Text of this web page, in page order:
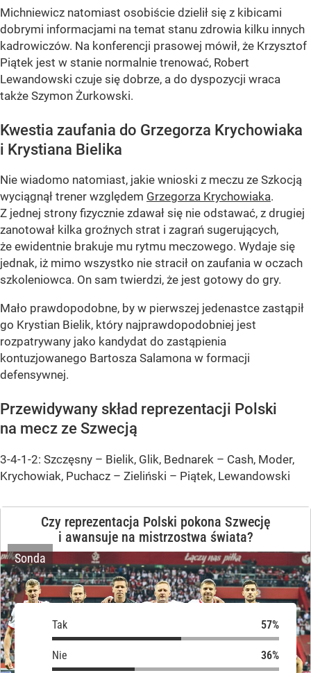
Michniewicz natomiast osobiście dzielił się z kibicami
dobrymi informacjami na temat stanu zdrowia kilku innych
kadrowiczów. Na konferencji prasowej mówił, że Krzysztof
Piątek jest w stanie normalnie trenować, Robert
Lewandowski czuje się dobrze, a do dyspozycji wraca
także Szymon Żurkowski.
Kwestia zaufania do Grzegorza Krychowiaka
i Krystiana Bielika
Nie wiadomo natomiast, jakie wnioski z meczu ze Szkocją
wyciągnął trener względem Grzegorza Krychowiaka.
Z jednej strony fizycznie zdawał się nie odstawać, z drugiej
zanotował kilka groźnych strat i zagrań sugerujących,
że ewidentnie brakuje mu rytmu meczowego. Wydaje się
jednak, iż mimo wszystko nie stracił on zaufania w oczach
szkoleniowca. On sam twierdzi, że jest gotowy do gry.
Mało prawdopodobne, by w pierwszej jedenastce zastąpił
go Krystian Bielik, który najprawdopodobniej jest
rozpatrywany jako kandydat do zastąpienia
kontuzjowanego Bartosza Salamona w formacji
defensywnej.
Przewidywany skład reprezentacji Polski
na mecz ze Szwecją
3-4-1-2: Szczęsny – Bielik, Glik, Bednarek – Cash, Moder,
Krychowiak, Puchacz – Zieliński – Piątek, Lewandowski
Tak
Czy reprezentacja Polski pokona Szwecję
i awansuje na mistrzostwa świata?
Sonda
Tak
Nie